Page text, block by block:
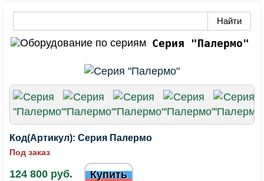
Серия "Палермо"
Код(Артикул): Серия Палермо
Под заказ
124 800 руб. Купить